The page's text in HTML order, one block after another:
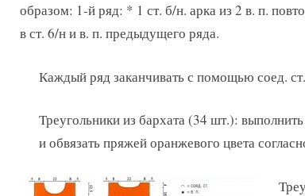
образом: 1-й ряд: * 1 ст. б/н. арка из 2 в. п.
в ст. 6/н и в. п. предыдущего ряда.
Каждый ряд заканчивать с помощью соед. ст.
Треугольники из бархата (34 шт.):
и обвязать пряжей оранжевого цвета